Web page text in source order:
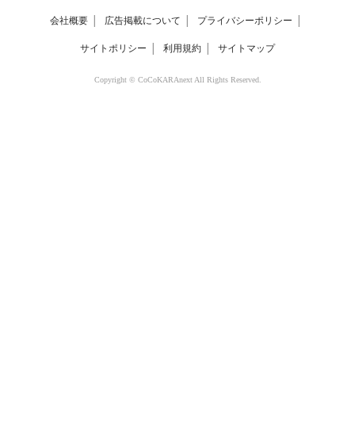
会社概要 広告掲載について プライバシーポリシー
サイトポリシー 利用規約 サイトマップ
Copyright © CoCoKARAnext All Rights Reserved.